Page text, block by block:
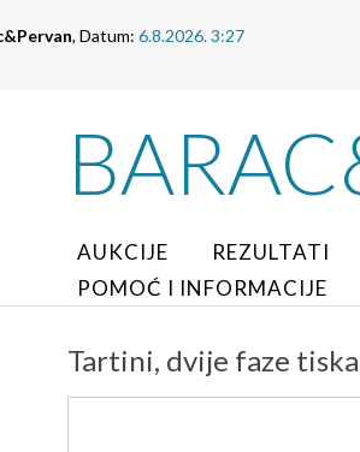
, Datum: 6.8.2026. 3:27
AUKCIJE
REZULTATI
POMOĆ I INFORMACIJE
Tartini, dvije faze